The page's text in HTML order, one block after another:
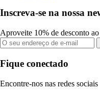
Inscreva-se na nossa
Aproveite 10% de desconto
Fique conectado
Encontre-nos nas redes sociais